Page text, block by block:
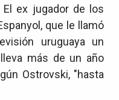
ex jugador de los
que le llamó
uruguaya un
más de un año
Ostrovski, "hasta